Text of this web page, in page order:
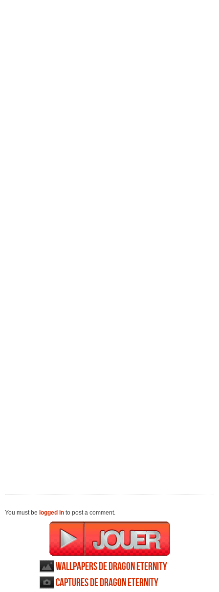
You must be logged in to post a comment.
Wallpapers de Dragon Eternity
Captures de Dragon Eternity